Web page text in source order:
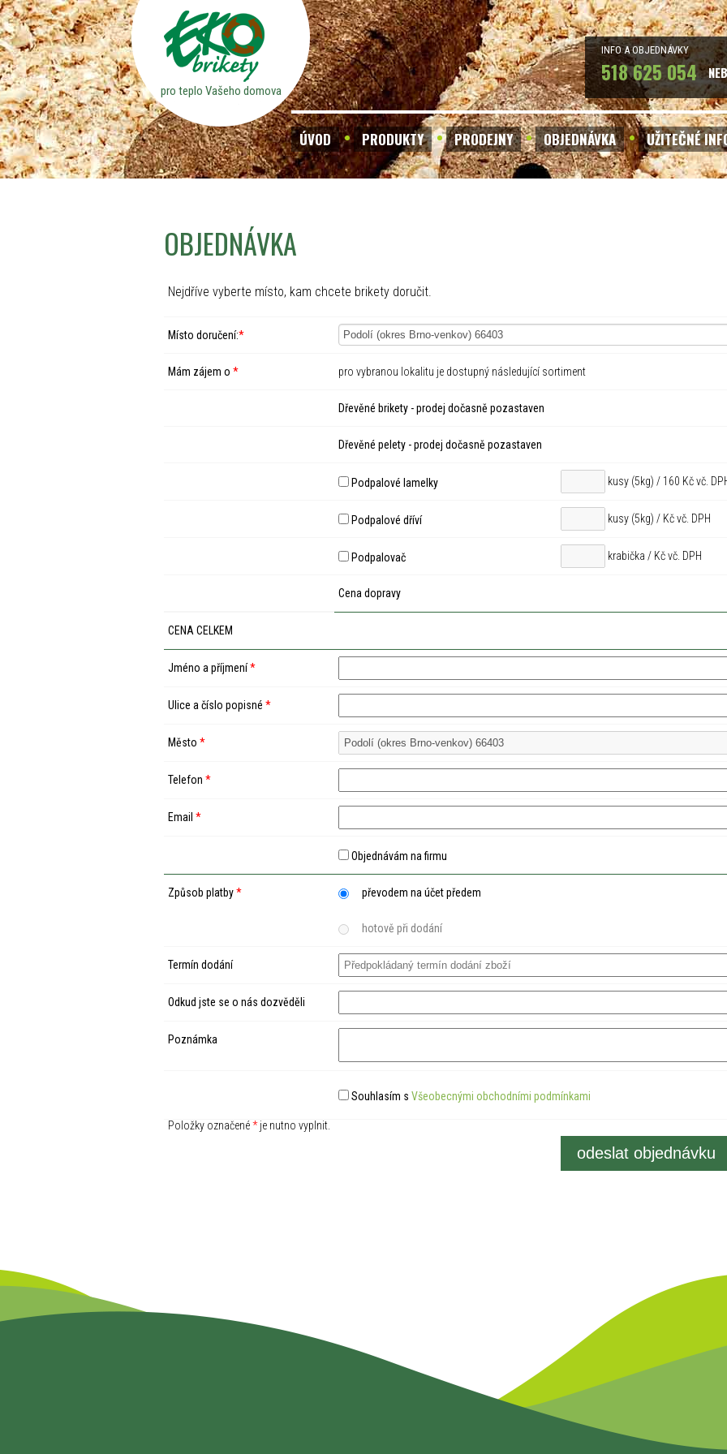
pro teplo Vašeho domova
INFO A OBJEDNÁVKY
518 625 054
ÚVOD PRODUKTY PRODEJNY OBJEDNÁVKA UŽITEČNÉ
OBJEDNÁVKA
Nejdříve vyberte místo, kam chcete brikety doručit.
Místo doručení:*
Mám zájem o * pro vybranou lokalitu je dostupný následující sortiment
Dřevěné brikety - prodej dočasně pozastaven
Dřevěné pelety - prodej dočasně pozastaven
Podpalové lamelky kusy (5kg) / 160 Kč vč.
Podpalové dříví kusy (5kg) / Kč vč. DPH
Podpalovač krabička / Kč vč. DPH
Cena dopravy
CENA CELKEM
Jméno a příjmení*
Ulice a číslo popisné *
Město *
Telefon *
Email *
Objednávám na firmu
Způsob platby* převodem na účet předem
hotově při dodání
Termín dodání
Odkud jste se o nás dozvěděli
Poznámka
Souhlasím s Všeobecnými obchodními podmínkami
Položky označené*je nutno vyplnit.
odeslat objednávku